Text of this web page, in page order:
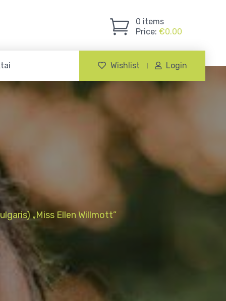
0 items
Price: €0.00
Wishlist Login
„Miss Ellen Willmott”